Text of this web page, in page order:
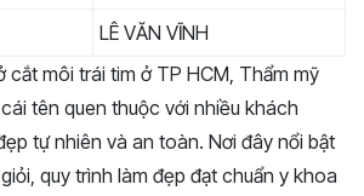
LÊ VĂN VĨNH
môi trái tim ở TP HCM, Thẩm mỹ
tên quen thuộc với nhiều khách
tự nhiên và an toàn. Nơi đây nổi bật
quy trình làm đẹp đạt chuẩn y khoa